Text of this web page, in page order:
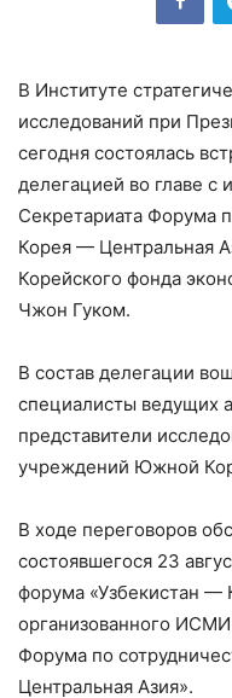
В Институте
исследований при
сегодня состоялась
делегацией во главе
Секретариата Форума
Корея — Центральная
Корейского фонда
Чжон Гуком.
В состав делегации
специалисты ведущих
представители
учреждений Южной
В ходе переговоров
состоявшегося 23
форума «Узбекистан —
организованного
Форума по
Центральная Азия».